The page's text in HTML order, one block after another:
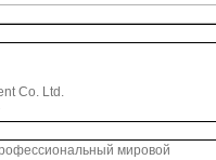
Co. Ltd.
мировой